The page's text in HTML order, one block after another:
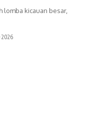
lomba kicauan besar,
2026